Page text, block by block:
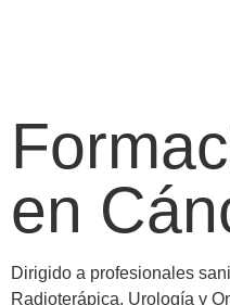
en
Dirigido a profesionales
Radioterápica, Urología y